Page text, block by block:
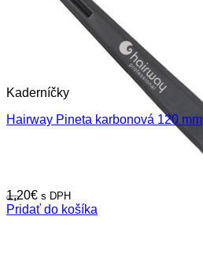
Kaderníčky
Hairway Pineta karbonová 120 mm
1,20€ s DPH
Pridať do košíka